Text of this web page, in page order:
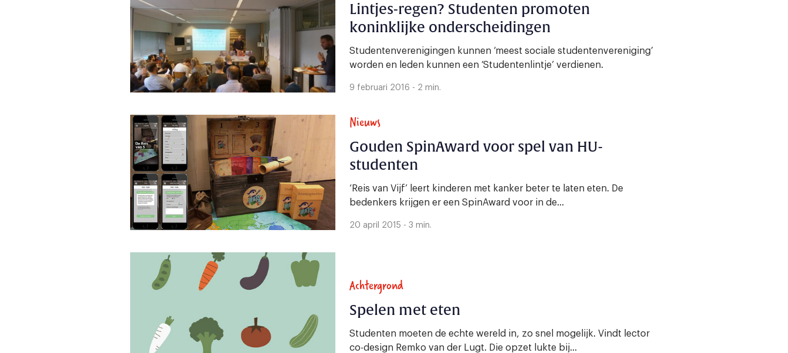
Lintjes-regen? Studenten promoten
koninklijke onderscheidingen
Studentenverenigingen kunnen ‘meest sociale studentenvereniging’
worden en leden kunnen een ‘Studentenlintje’ verdienen.
9 februari 2016 - 2 min.
Nieuws
Gouden SpinAward voor spel van HU-
studenten
‘Reis van Vijf’ leert kinderen met kanker beter te laten eten. De
bedenkers krijgen er een SpinAward voor in de...
20 april 2015 - 3 min.
Achtergrond
Spelen met eten
Studenten moeten de echte wereld in, zo snel mogelijk. Vindt lector
co-design Remko van der Lugt. Die opzet lukte bij...